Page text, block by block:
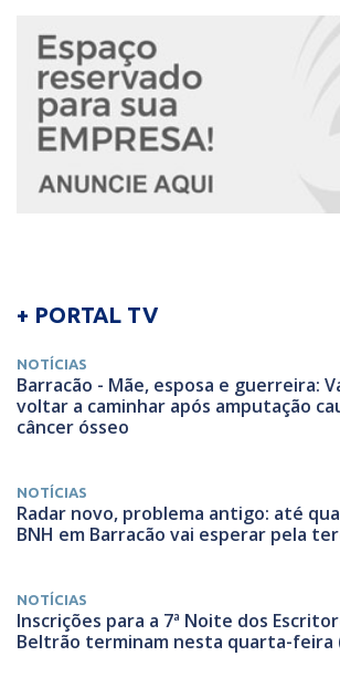
+ PORTAL TV
NOTÍCIAS
Barracão - Mãe, esposa e guerreira:
voltar a caminhar após amputação
câncer ósseo
NOTÍCIAS
Radar novo, problema antigo: até
BNH em Barracão vai esperar pela
NOTÍCIAS
Inscrições para a 7ª Noite dos
Beltrão terminam nesta quarta-feira